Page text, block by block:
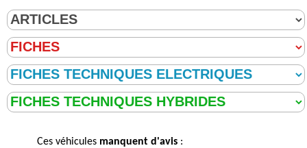
Ces véhicules manquent d'avis: